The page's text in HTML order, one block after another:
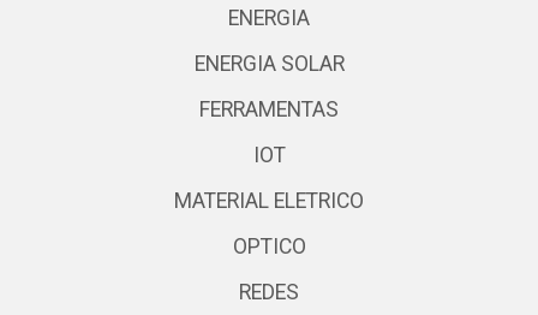
ENERGIA
ENERGIA SOLAR
FERRAMENTAS
IOT
MATERIAL ELETRICO
OPTICO
REDES